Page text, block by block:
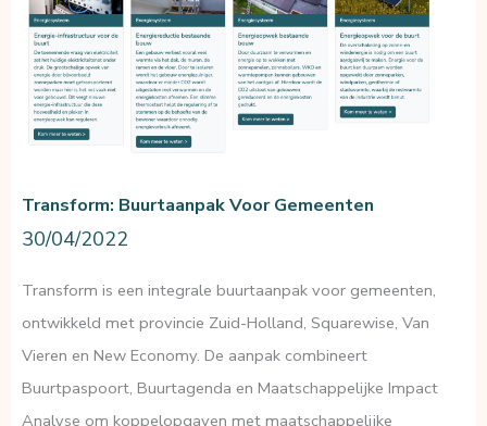
Transform: Buurtaanpak Voor Gemeenten
30/04/2022
Transform is een integrale buurtaanpak voor gemeenten,
ontwikkeld met provincie Zuid-Holland, Squarewise, Van
Vieren en New Economy. De aanpak combineert
Buurtpaspoort, Buurtagenda en Maatschappelijke Impact
Analyse om koppelopgaven met maatschappelijke